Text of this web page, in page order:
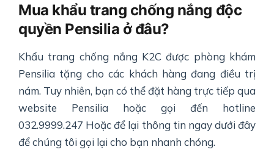
Mua khẩu trang chống nắng độc
quyền Pensilia ở đâu?
Khẩu trang chống nắng K2C được phòng khám
Pensilia tặng cho các khách hàng đang điều trị
nám. Tuy nhiên, bạn có thể đặt hàng trực tiếp qua
website Pensilia hoặc gọi đến hotline
032.9999.247 Hoặc để lại thông tin ngay dưới đây
để chúng tôi gọi lại cho bạn nhanh chóng.